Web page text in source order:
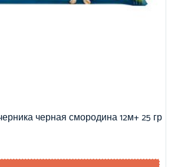
черная смородина 12м+ 25 гр